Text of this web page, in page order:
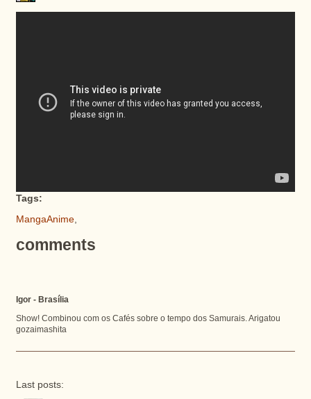
Tags:
MangaAnime,
comments
Igor - Brasília
Show! Combinou com os Cafés sobre o tempo dos Samurais. Arigatou
gozaimashita
Last posts: